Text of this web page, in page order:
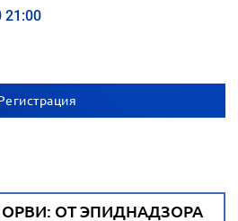
21:00
ОТ ЭПИДНАДЗОРА